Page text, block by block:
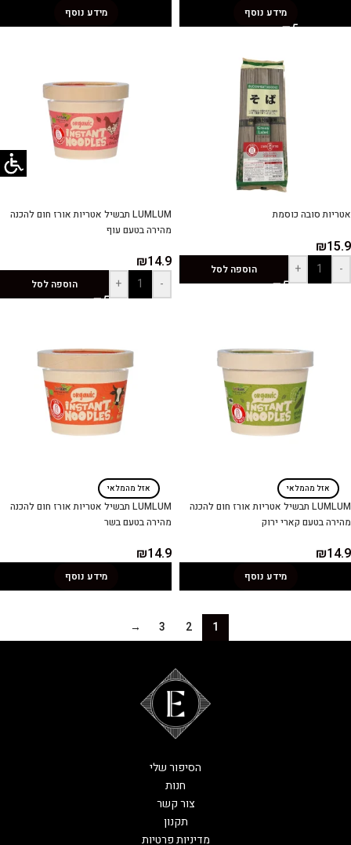
מידע נוסף מידע נוסף
אטריות סובה כוסמת
₪15.9
-
+ הוספה לסל
LUMLUM תבשיל אטריות אורז חום להכנה
מהירה בטעם עוף
₪14.9
-
+ הוספה לסל
אזל מהמלאי
LUMLUM תבשיל אטריות אורז חום להכנה
מהירה בטעם קארי ירוק
₪14.9
מידע נוסף
אזל מהמלאי
LUMLUM תבשיל אטריות אורז חום להכנה
מהירה בטעם בשר
₪14.9
מידע נוסף
1
2
3
→
הסיפור שלי
חנות
צור קשר
תקנון
מדיניות פרטיות